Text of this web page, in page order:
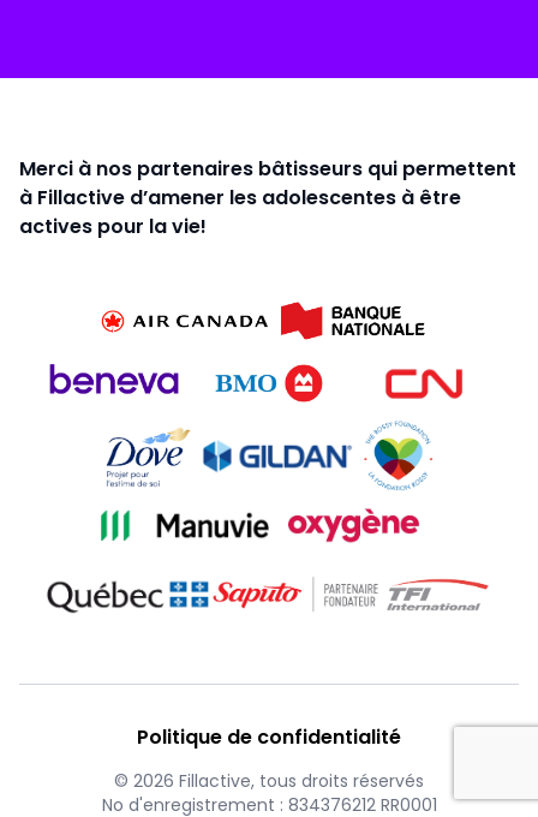
Merci à nos partenaires bâtisseurs qui permettent
à Fillactive d’amener les adolescentes à être
actives pour la vie!
Politique de confidentialité
© 2026 Fillactive, tous droits réservés
No d'enregistrement : 834376212 RR0001